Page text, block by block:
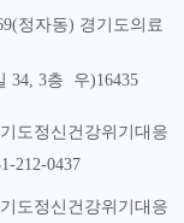
정자동) 경기도의료
34, 3층 우)16435
도정신건강위기대응
212-0437
도정신건강위기대응